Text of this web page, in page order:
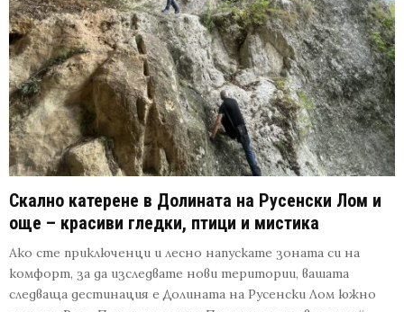
Скално катерене в Долината на Русенски Лом и
още – красиви гледки, птици и мистика
Ако сте приключенци и лесно напускате зоната си на
комфорт, за да изследвате нови територии, вашата
следваща дестинация е Долината на Русенски Лом южно